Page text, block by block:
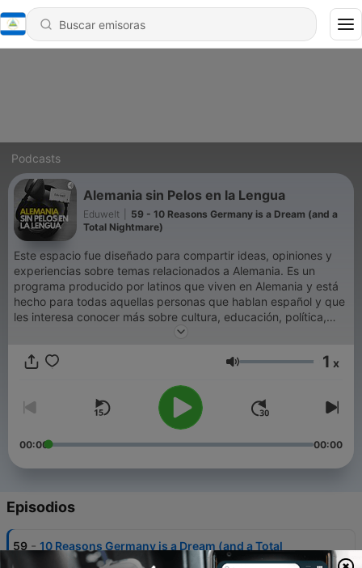
Podcasts
Alemania sin Pelos en la Lengua
Eduwelt
59 - 10 Reasons Germany is a Dream (and a
Total Nightmare)
Este espacio fue diseñado para compartir ideas, opiniones y
experiencias sobre temas relacionados a Alemania. Es un
programa producido por latinos que viven en Alemania y está
hecho para todas aquellas personas que hablan español y que
les interesa conocer más sobre cultura, educación, política,
economía y entretenimiento alemán.
Volumen 1 x
00:00 00:00
Episodios
59 - 10 Reasons Germany is a Dream (and a Total
Nightmare)